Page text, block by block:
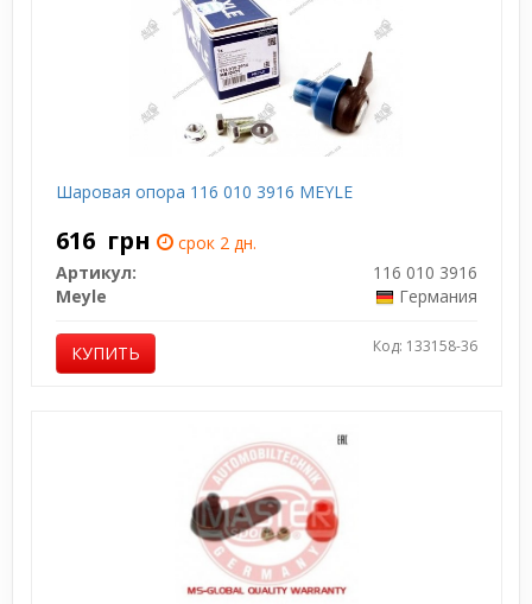
Шаровая опора 116 010 3916 MEYLE
616 грн
срок 2 дн.
Артикул:
116 010 3916
Meyle
Германия
КУПИТЬ Код: 133158-36